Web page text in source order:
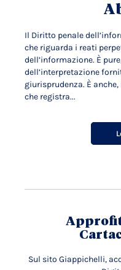
Il Diritto penale
che riguarda i reati
dell’informazione. È
dell’interpretazione
giurisprudenza. È
che registra...
Sul sito Giappichelli,